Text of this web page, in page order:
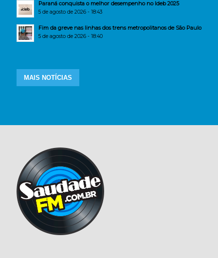
Paraná conquista o melhor desempenho no Ideb 2025
5 de agosto de 2026 - 18:43
Fim da greve nas linhas dos trens metropolitanos de São Paulo
5 de agosto de 2026 - 18:40
MAIS NOTÍCIAS